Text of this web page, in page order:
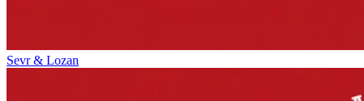
Sevr & Lozan